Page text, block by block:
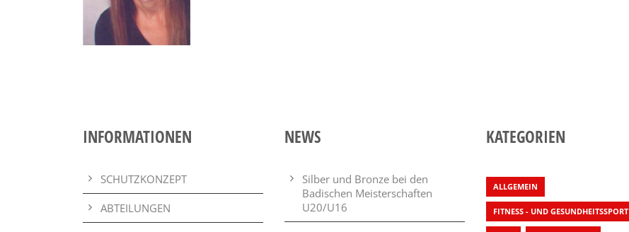
INFORMATIONEN
SCHUTZKONZEPT
ABTEILUNGEN
NEWS
Silber und Bronze bei den
Badischen Meisterschaften
U20/U16
KATEGORIEN
ALLGEMEIN
FITNESS - UND GESUNDHEITSSPORT